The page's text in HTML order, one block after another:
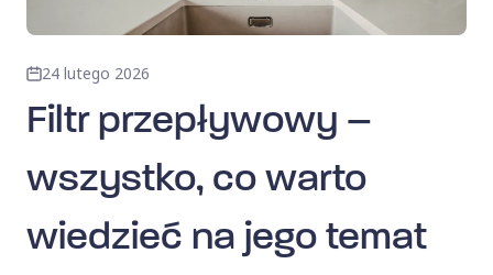
24 lutego 2026
Filtr przepływowy –
wszystko, co warto
wiedzieć na jego temat